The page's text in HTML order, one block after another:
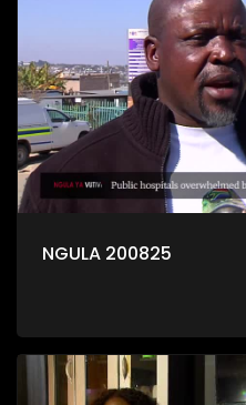
NGULA 200825